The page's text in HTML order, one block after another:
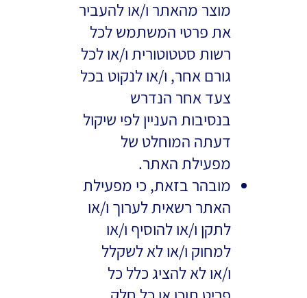
מוצר מהאתר ו/או להעביר
את פרטי המשתמש לכל
רשות סטטוטורית ו/או לכל
גורם אחר, ו/או לנקוט בכל
צעד אחר הנדרש
בנסיבות העניין לפי שיקול
דעתה המוחלט של
מפעילת האתר.
מובהר בזאת, כי מפעילת
האתר רשאית לערוך ו/או
לתקן ו/או להוסיף ו/או
למחוק ו/או לא לשקלל
ו/או לא להציג כלל כל